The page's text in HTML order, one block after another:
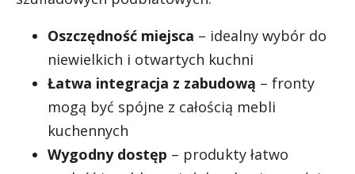
Oszczędność miejsca – idealny wybór do
niewielkich i otwartych kuchni
Łatwa integracja z zabudową – fronty
mogą być spójne z całością mebli
kuchennych
Wygodny dostęp – produkty łatwo